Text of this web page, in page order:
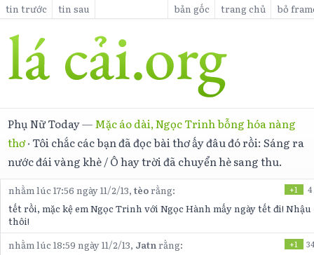
tin trước tin sau bản gốc trang chủ bỏ
Phụ Nữ Today— Mặc áo dài, Ngọc Trinh bỗng hóa nàng
thơ· Tôi chắc các bạn đã đọc bài thơ ấy đâu đó rồi: Sáng ra
nước đái vàng khè / Ô hay trời đã chuyển hè sang thu.
nhằm lúc 17:56 ngày 11/2/13,tèorằng: +1 4
tết rồi, mặc kệ em Ngọc Trinh với Ngọc Hành mấy ngày tết đi! Nhậu
thôi!
nhằm lúc 18:59 ngày 11/2/13, Jatn rằng: +1 34